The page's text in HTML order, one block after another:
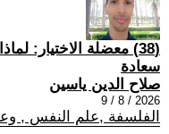
(38) معضلة الاختيار:
سعادة
صلاح الدين ياسين
2026 / 8 / 9
الفلسفة ,علم النفس ,